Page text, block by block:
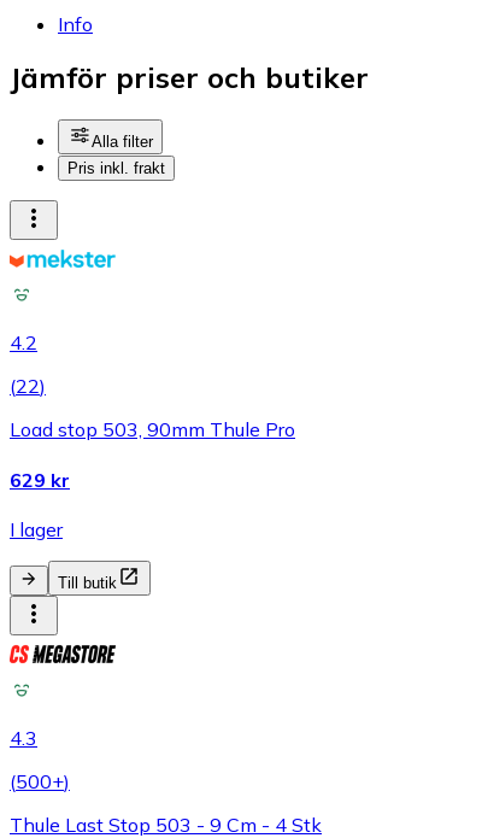
Info
Jämför priser och butiker
Alla filter
Pris inkl. frakt
4.2
(22)
Load stop 503, 90mm Thule Pro
629 kr
I lager
Till butik
4.3
(500+)
Thule Last Stop 503 - 9 Cm - 4 Stk